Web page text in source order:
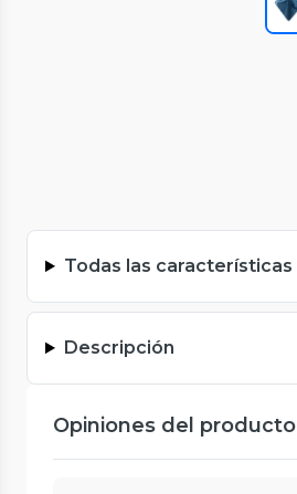
Todas las características
Descripción
Opiniones del producto